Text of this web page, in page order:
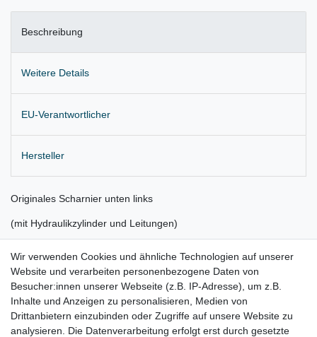
Beschreibung
Weitere Details
EU-Verantwortlicher
Hersteller
Originales Scharnier unten links
(mit Hydraulikzylinder und Leitungen)
Position: linke Seite, unteres großes Gelenk
Lieferung wie abgebildet
für:
Wir verwenden Cookies und ähnliche Technologien auf unserer
Website und verarbeiten personenbezogene Daten von
Besucher:innen unserer Webseite (z.B. IP-Adresse), um z.B.
Inhalte und Anzeigen zu personalisieren, Medien von
Drittanbietern einzubinden oder Zugriffe auf unsere Website zu
analysieren. Die Datenverarbeitung erfolgt erst durch gesetzte